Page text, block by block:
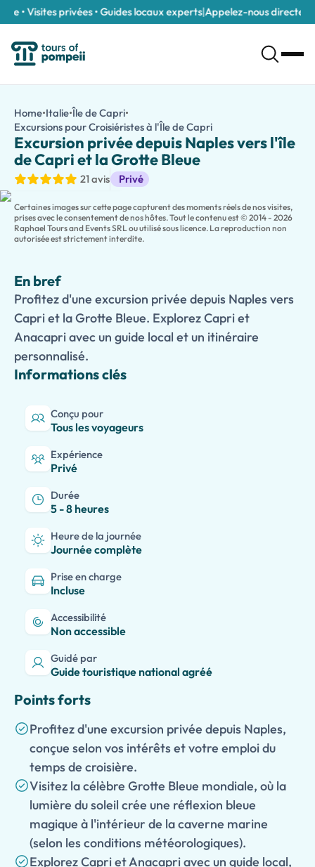
Visites privées • Guides locaux experts|Appelez-nous directement
/fr/tours/excursion-privee-depuis-naples-vers-l-ile-de-
Profitez d'une excursion privée depuis Naples vers Capri et la
Profitez au maximum de votre temps au port avec cette
Rencontrez votre guide local expert au port de croisière de
L'un des points forts de l'expérience est une visite à la
Profitez du temps libre pour faire du shopping, vous détendre
Home•Italie•Île de Capri•
Excursions pour Croisiéristes à l'Île de CapriExcursion privée
Excursion privée depuis Naples vers l'île
de Capri et la Grotte Bleue
21 avis Privé
Excursions à terre
Certaines images sur cette page capturent des moments réels de nos visites,
prises avec le consentement de nos hôtes. Tout le contenu est © 2014 - 2026
Raphael Tours and Events SRL ou utilisé sous licence. La reproduction non
autorisée est strictement interdite.
En bref
Profitez d'une excursion privée depuis Naples vers
Capri et la Grotte Bleue. Explorez Capri et
Anacapri avec un guide local et un itinéraire
personnalisé.
Informations clés
Conçu pour
Tous les voyageurs
Expérience
Privé
Durée
5 - 8 heures
Heure de la journée
Journée complète
Prise en charge
Incluse
Accessibilité
Non accessible
Guidé par
Guide touristique national agréé
Points forts
Profitez d'une excursion privée depuis Naples,
conçue selon vos intérêts et votre emploi du
temps de croisière.
Visitez la célèbre Grotte Bleue mondiale, où la
lumière du soleil crée une réflexion bleue
magique à l'intérieur de la caverne marine
(selon les conditions météorologiques).
Explorez Capri et Anacapri avec un guide local,